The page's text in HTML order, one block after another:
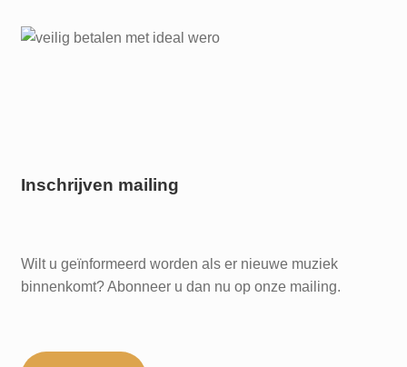
Inschrijven mailing
Wilt u geïnformeerd worden als er nieuwe muziek
binnenkomt? Abonneer u dan nu op onze mailing.